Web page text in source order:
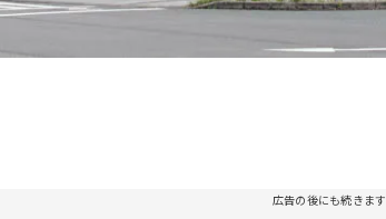
広告の後にも続きます